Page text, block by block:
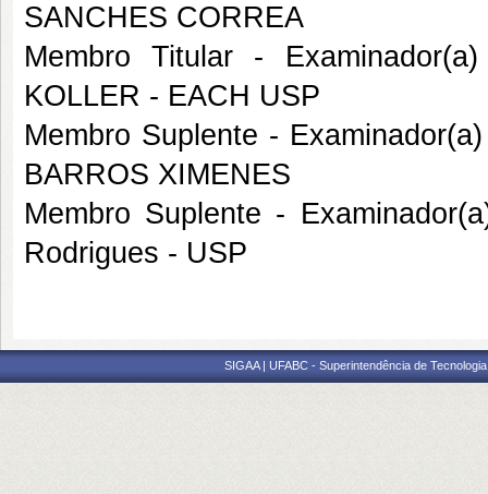
SANCHES CORREA
Membro Titular -
KOLLER - EACH USP
Membro Suplente -
BARROS XIMENES
Membro Suplente -
Rodrigues - USP
SIGAA | UFABC - Superintendência de